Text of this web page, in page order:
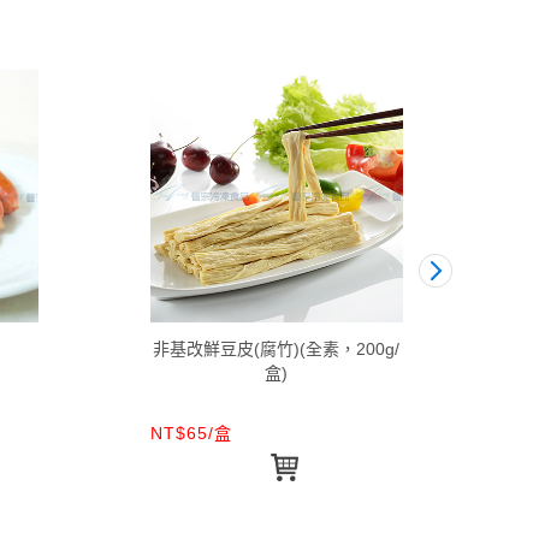
非基改鮮豆皮(腐竹)(全素，200g/
盒)
NT$65/盒